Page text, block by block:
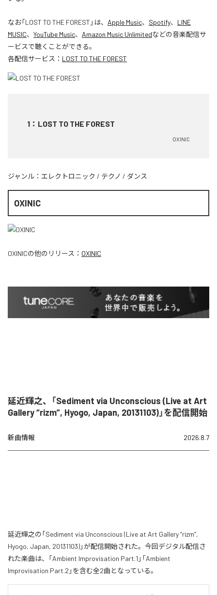
なお「LOST TO THE FOREST 」は、 Apple Music、 Spotify、 LINE
MUSIC、 YouTube Music、 Amazon Music Unlimitedなどの音楽配信サ
ービスで聴くことができる。
各配信サービス： LOST TO THE FOREST
1 ： LOST TO THE FOREST
OXINIC
ジャンル： エレクトロニック / テクノ / ダンス
OXINIC
OXINICの他のリリース： OXINIC
延近輝之、「Sediment via Unconscious (Live at Art
Gallery “rizm”, Hyogo, Japan, 20131103)」を配信開始
新曲情報 2026.8.7
延近輝之の「Sediment via Unconscious (Live at Art Gallery “rizm”,
Hyogo, Japan, 20131103)」が配信開始された。今回デジタル配信さ
れた楽曲は、「Ambient Improvisation Part.1」「Ambient
Improvisation Part.2」を含む全2曲となっている。